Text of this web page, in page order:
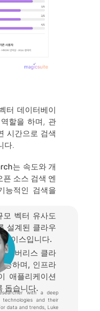
터 데이터베이
할을 하며, 관
시간으로 검색
다.
는 속도와 개
소스 검색 엔
능적인 검색을
벡터 유사도
설계된 클라우
베이스입니다.
서버리스 클라
공하며, 인프라
애플리케이션
돕습니다.with a deep
technologies and their
data and trends, Luke